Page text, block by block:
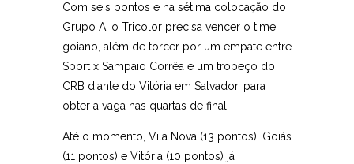
Com seis pontos e na sétima colocação do
Grupo A, o Tricolor precisa vencer o time
goiano, além de torcer por um empate entre
Sport x Sampaio Corrêa e um tropeço do
CRB diante do Vitória em Salvador, para
obter a vaga nas quartas de final.
Até o momento, Vila Nova (13 pontos), Goiás
(11 pontos) e Vitória (10 pontos) já